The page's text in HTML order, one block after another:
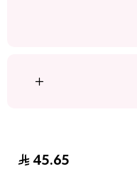
45.65